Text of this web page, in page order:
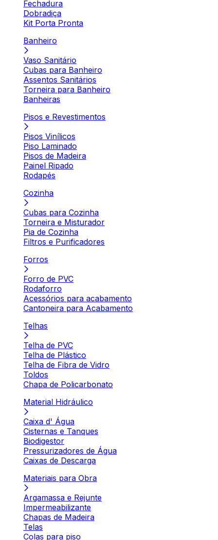
Fechadura
Dobradiça
Kit Porta Pronta
Banheiro
Vaso Sanitário
Cubas para Banheiro
Assentos Sanitários
Torneira para Banheiro
Banheiras
Pisos e Revestimentos
Pisos Vinílicos
Piso Laminado
Pisos de Madeira
Painel Ripado
Rodapés
Cozinha
Cubas para Cozinha
Torneira e Misturador
Pia de Cozinha
Filtros e Purificadores
Forros
Forro de PVC
Rodaforro
Acessórios para acabamento
Cantoneira para Acabamento
Telhas
Telha de PVC
Telha de Plástico
Telha de Fibra de Vidro
Toldos
Chapa de Policarbonato
Material Hidráulico
Caixa d' Água
Cisternas e Tanques
Biodigestor
Pressurizadores de Água
Caixas de Descarga
Materiais para Obra
Argamassa e Rejunte
Impermeabilizante
Chapas de Madeira
Telas
Colas para piso